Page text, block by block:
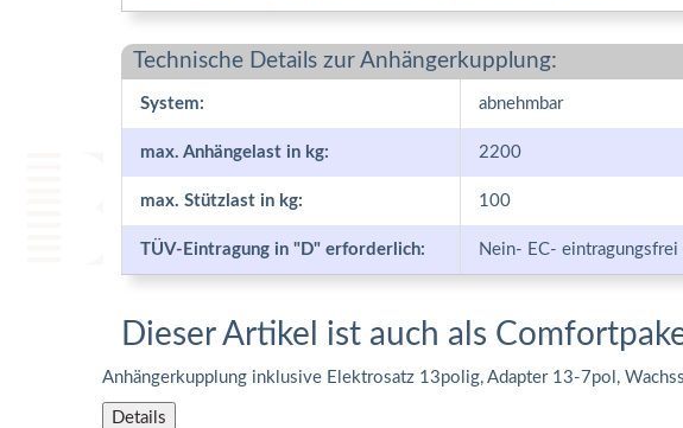
Technische Details zur Anhängerkupplung:
System: abnehmbar
max. Anhängelast in kg: 2200
max. Stützlast in kg: 100
TÜV-Eintragung in "D" erforderlich: Nein- EC-
Dieser Artikel ist auch als
Anhängerkupplung inklusive Elektrosatz 13polig, Adapter 13-7pol,
Details